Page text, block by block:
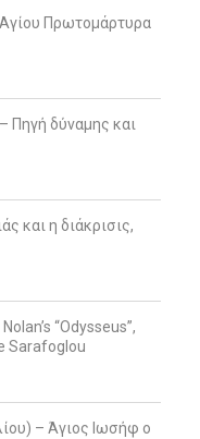
Πρωτομάρτυρα
Πηγή δύναμης και
και η διάκρισις,
“Odysseus”,
Sarafoglou
– Άγιος Ιωσήφ ο